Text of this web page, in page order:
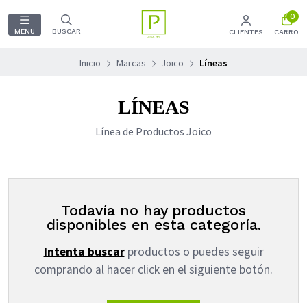
MENU BUSCAR CLIENTES
0
CARRO
Inicio Marcas Joico Líneas
LÍNEAS
Línea de Productos Joico
Todavía no hay productos
disponibles en esta categoría.
Intenta buscarproductos o puedes seguir
comprando al hacer click en el siguiente botón.